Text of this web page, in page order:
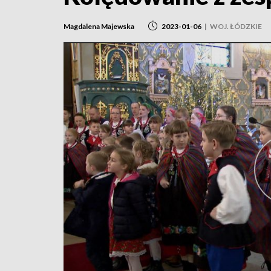
Magdalena Majewska 2023-01-06 | WOJ. ŁÓDZKIE